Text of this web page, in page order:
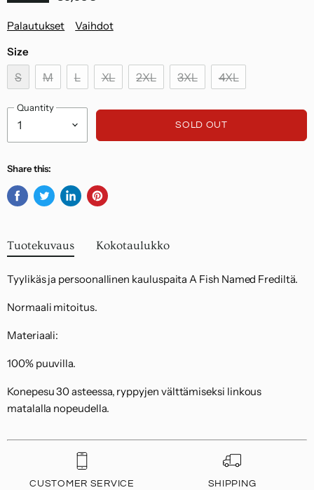
PalautuksetNoudatamme kuluttajasuojalakia.
Vaihdot
Size
S M L XL 2XL 3XL 4XL
Quantity
SOLD OUT
Share this:
Share
Tweet
Share
Pin
Tuotekuvaus
Kokotaulukko
Tyylikäs ja persoonallinen kauluspaita A Fish Named Frediltä.
Normaali mitoitus.
Materiaali:
100% puuvilla.
Konepesu 30 asteessa, ryppyjen välttämiseksi linkous
matalalla nopeudella.
CUSTOMER SERVICE
SHIPPING